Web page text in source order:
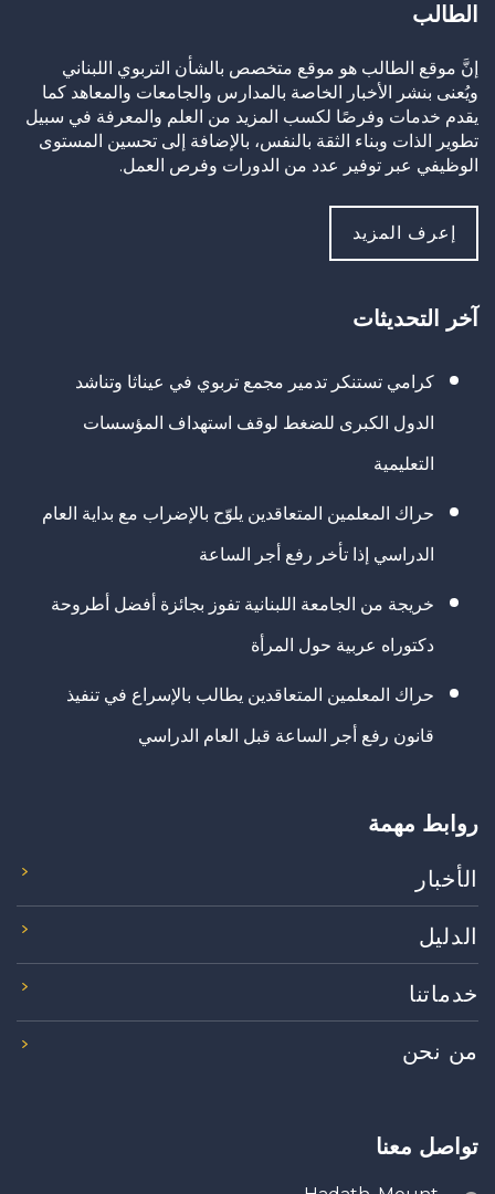
الطالب
إنَّ موقع الطالب هو موقع متخصص بالشأن التربوي اللبناني
ويُعنى بنشر الأخبار الخاصة بالمدارس والجامعات والمعاهد كما
يقدم خدمات وفرصًا لكسب المزيد من العلم والمعرفة في سبيل
تطوير الذات وبناء الثقة بالنفس، بالإضافة إلى تحسين المستوى
الوظيفي عبر توفير عدد من الدورات وفرص العمل.
إعرف المزيد
آخر التحديثات
كرامي تستنكر تدمير مجمع تربوي في عيناثا وتناشد
الدول الكبرى للضغط لوقف استهداف المؤسسات
التعليمية
حراك المعلمين المتعاقدين يلوّح بالإضراب مع بداية العام
الدراسي إذا تأخر رفع أجر الساعة
خريجة من الجامعة اللبنانية تفوز بجائزة أفضل أطروحة
دكتوراه عربية حول المرأة
حراك المعلمين المتعاقدين يطالب بالإسراع في تنفيذ
قانون رفع أجر الساعة قبل العام الدراسي
روابط مهمة
الأخبار
الدليل
خدماتنا
من نحن
تواصل معنا